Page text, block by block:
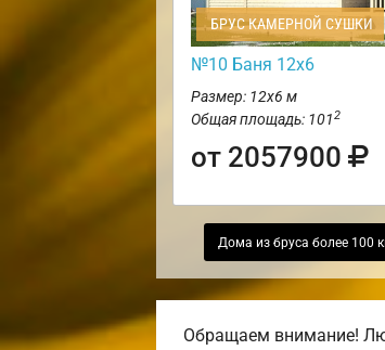
БРУС КАМЕРНОЙ СУШКИ
№10 Баня 12х6
Размер: 12х6 м
Общая площадь: 1012
от 2057900
Дома из бруса более 100
Обращаем внимание!